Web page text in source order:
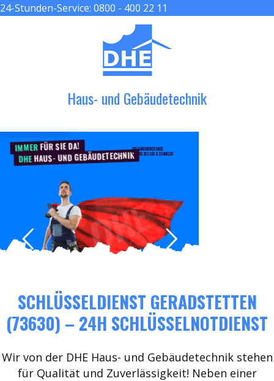
24-Stunden-Service: 0800 - 400 22 11
Haus- und Gebäudetechnik
IMMERFÜR SIE DA!
DHEHAUS- UND GEBÄUDETECHNIK
DER HANDWERKER ENGEL
GRÖßER, BESSER & SCHNELLER
SCHLÜSSELDIENST GERADSTETTEN
(73630) – 24H SCHLÜSSELNOTDIENST
Wir von der DHE Haus- und Gebäudetechnik stehen
für Qualität und Zuverlässigkeit! Neben einer